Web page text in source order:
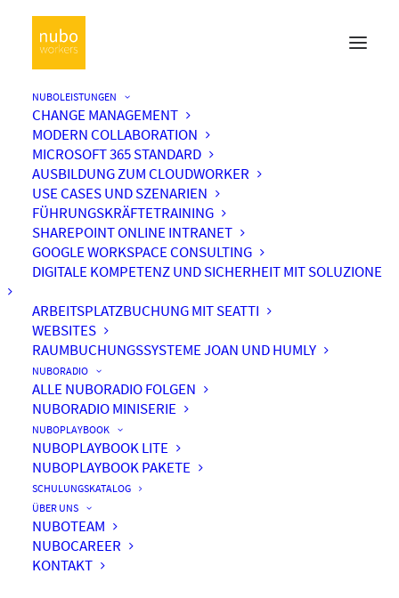
NUBOLEISTUNGEN
CHANGE MANAGEMENT
MODERN COLLABORATION
MICROSOFT 365 STANDARD
AUSBILDUNG ZUM CLOUDWORKER
USE CASES UND SZENARIEN
FÜHRUNGSKRÄFTETRAINING
SHAREPOINT ONLINE INTRANET
GOOGLE WORKSPACE CONSULTING
DIGITALE KOMPETENZ UND SICHERHEIT MIT SOLUZIONE
ARBEITSPLATZBUCHUNG MIT SEATTI
WEBSITES
RAUMBUCHUNGSSYSTEME JOAN UND HUMLY
NUBORADIO
ALLE NUBORADIO FOLGEN
NUBORADIO MINISERIE
NUBOPLAYBOOK
NUBOPLAYBOOK LITE
NUBOPLAYBOOK PAKETE
SCHULUNGSKATALOG
ÜBER UNS
NUBOTEAM
NUBOCAREER
KONTAKT
Microsoft Staff Hub – Dein
digitaler Einsatzplaner für
die Hosentasche